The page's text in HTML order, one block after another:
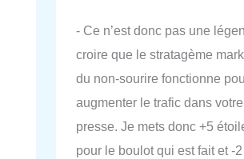
- Ce n’est donc pas une
croire que le stratagème
du non-sourire fonctionne
augmenter le trafic dans votre
presse. Je mets donc +5
pour le boulot qui est fait et -